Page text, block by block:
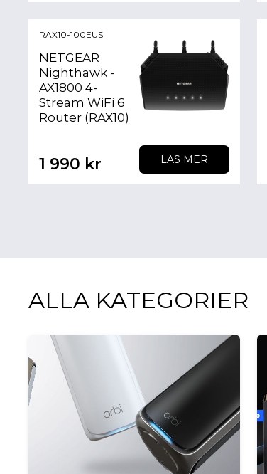
RAX10-100EUS
NETGEAR
Nighthawk -
AX1800 4-
Stream WiFi 6
Router (RAX10)
1 990 kr LÄS MER
ALLA KATEGORIER